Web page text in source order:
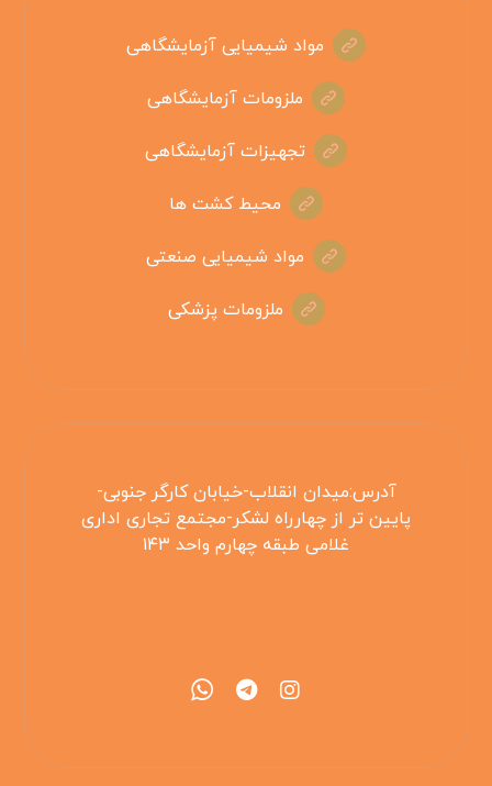
مواد شیمیایی آزمایشگاهی
ملزومات آزمایشگاهی
تجهیزات آزمایشگاهی
محیط کشت ها
مواد شیمیایی صنعتی
ملزومات پزشکی
آدرس:میدان انقلاب-خیابان کارگر جنوبی-
پایین تر از چهارراه لشکر-مجتمع تجاری اداری
غلامی طبقه چهارم واحد ۱۴۳